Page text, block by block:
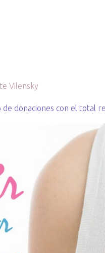
Vilensky
donaciones con el total